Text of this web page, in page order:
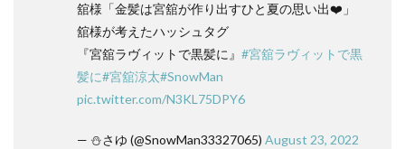
舘様「金髪は宮舘が作り出すひと夏の思い出❤️」
舘様が考えたハッシュタグ
『宮舘ラヴィットで黒髪に』 #宮舘ラヴィットで黒
髪に#宮舘涼太#SnowMan
pic.twitter.com/N3KL75DPY6
— ⛄さゆ (@SnowMan33327065) August 23, 2022